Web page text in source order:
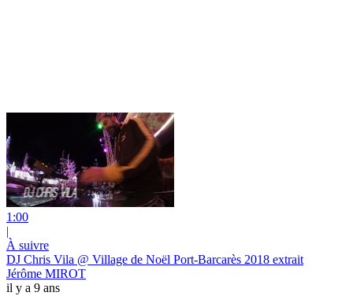
1:00
|
À suivre
DJ Chris Vila @ Village de Noël Port-Barcarès 2018 extrait
Jérôme MIROT
il y a 9 ans